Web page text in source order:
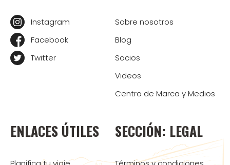
Instagram
Facebook
Twitter
Sobre nosotros
Blog
Socios
Videos
Centro de Marca y Medios
ENLACES ÚTILES SECCIÓN: LEGAL